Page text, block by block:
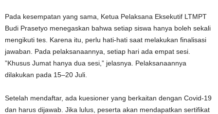
Pada kesempatan yang sama, Ketua Pelaksana Eksekutif LTMPT
Budi Prasetyo menegaskan bahwa setiap siswa hanya boleh sekali
mengikuti tes. Karena itu, perlu hati-hati saat melakukan finalisasi
jawaban. Pada pelaksanaannya, setiap hari ada empat sesi.
”Khusus Jumat hanya dua sesi,” jelasnya. Pelaksanaannya
dilakukan pada 15–20 Juli.
Setelah mendaftar, ada kuesioner yang berkaitan dengan Covid-19
dan harus dijawab. Jika lulus, peserta akan mendapatkan sertifikat